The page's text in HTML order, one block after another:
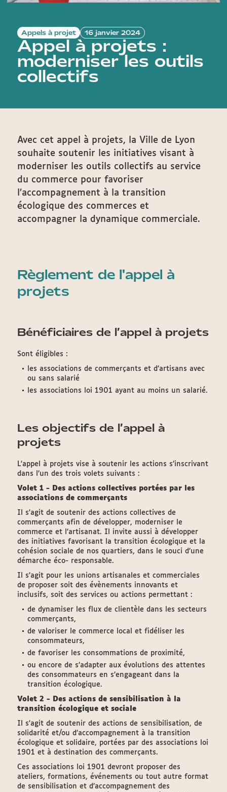
Appels à projet 16 janvier 2024
Appel à projets :
moderniser les outils
collectifs
Avec cet appel à projets, la Ville de Lyon
souhaite soutenir les initiatives visant à
moderniser les outils collectifs au service
du commerce pour favoriser
l’accompagnement à la transition
écologique des commerces et
accompagner la dynamique commerciale.
Règlement de l'appel à
projets
Bénéficiaires de l’appel à projets
Sont éligibles :
les associations de commerçants et d’artisans avec
ou sans salarié
les associations loi 1901 ayant au moins un salarié.
Les objectifs de l’appel à
projets
L'appel à projets vise à soutenir les actions s’inscrivant
dans l’un des trois volets suivants :
Volet 1 - Des actions collectives portées par les
associations de commerçants
Il s'agit de soutenir des actions collectives de
commerçants afin de développer, moderniser le
commerce et l’artisanat. Il invite aussi à développer
des initiatives favorisant la transition écologique et la
cohésion sociale de nos quartiers, dans le souci d’une
démarche éco- responsable.
Il s’agit pour les unions artisanales et commerciales
de proposer soit des évènements innovants et
inclusifs, soit des services ou actions permettant :
de dynamiser les flux de clientèle dans les secteurs
commerçants,
de valoriser le commerce local et fidéliser les
consommateurs,
de favoriser les consommations de proximité,
ou encore de s’adapter aux évolutions des attentes
des consommateurs en s’engageant dans la
transition écologique.
Volet 2 -
Des actions de sensibilisation à la
transition écologique et sociale
Il s'agit de soutenir des actions de sensibilisation, de
solidarité et/ou d’accompagnement à la transition
écologique et solidaire, portées par des associations loi
1901 et à destination des commerçants.
Ces associations loi 1901 devront proposer des
ateliers, formations, événements ou tout autre format
de sensibilisation et d’accompagnement des